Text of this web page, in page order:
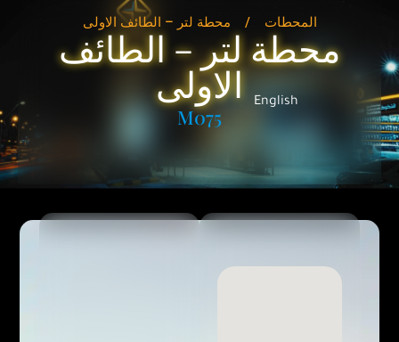
English
المحطات / محطة لتر – الطائف الاولى
محطة لتر – الطائف
الاولى
M075